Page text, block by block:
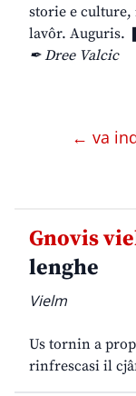
storie e
lavôr. Auguris. ❚
✒ Dree Valcic
← va
Gnovis
lenghe
Vielm
Us tornin a
rinfrescasi il